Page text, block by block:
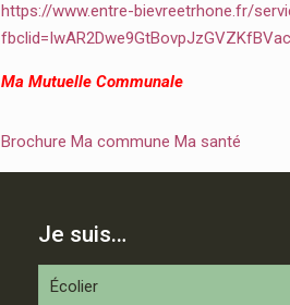
https://www.entre-bievreetrhone.fr/
Ma Mutuelle Communale
Brochure Ma commune Ma santé
Je suis…
Écolier